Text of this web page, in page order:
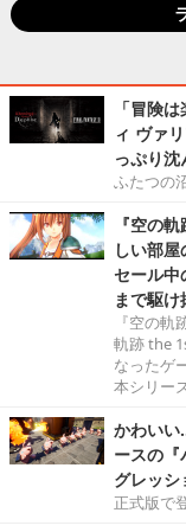
「冒険
ィ ヴァ
っぷり
ふたつの
『空の
しい部
セール中
まで駆け
『空の
軌跡 the
なったゲ
本シリー
かわいい
ースの『
グレッシ
正式版で